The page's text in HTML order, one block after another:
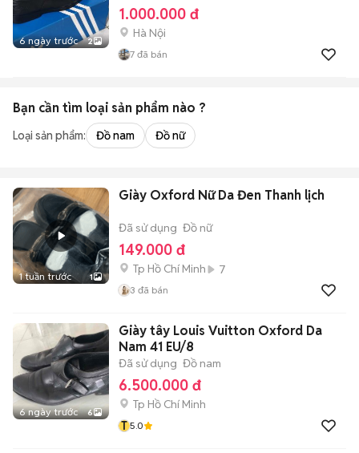
6 ngày trước 2
1.000.000 đ
Hà Nội
7 đã bán
Bạn cần tìm loại sản phẩm nào ?
Loại sản phẩm: Đồ nam Đồ nữ
1 tuần trước 1
Giày Oxford Nữ Da Đen Thanh lịch
Đã sử dụng Đồ nữ
149.000 đ
Tp Hồ Chí Minh 7
3 đã bán
6 ngày trước 6
Giày tây Louis Vuitton Oxford Da
Nam 41 EU/8
Đã sử dụng Đồ nam
6.500.000 đ
Tp Hồ Chí Minh
T 5.0